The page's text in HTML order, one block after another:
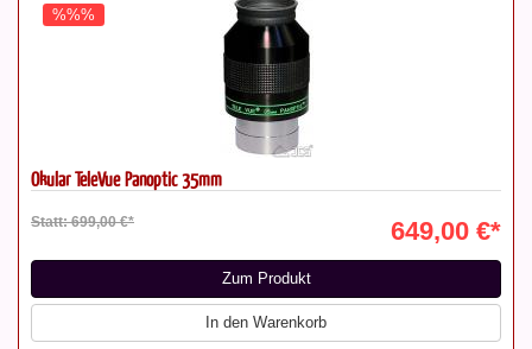
%%%
Okular TeleVue Panoptic 35mm
Statt: 699,00 €* 649,00 €*
Zum Produkt
In den Warenkorb